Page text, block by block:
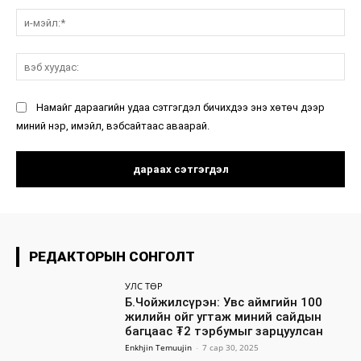
Намайг дараагийн удаа сэтгэгдэл бичихдээ энэ хөтөч дээр
миний нэр, имэйл, вэбсайтаас аваарай.
РЕДАКТОРЫН СОНГОЛТ
УЛС ТӨР
Б.Чойжилсүрэн: Увс аймгийн 100
жилийн ойг угтаж миний сайдын
багцаас ₮2 тэрбумыг зарцуулсан
Enkhjin Temuujin - 7 сар 30, 2025